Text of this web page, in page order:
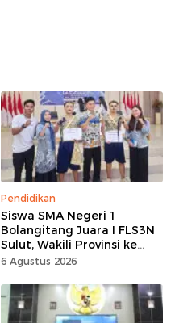
Pendidikan
Siswa SMA Negeri 1
Bolangitang Juara I FLS3N
Sulut, Wakili Provinsi ke
Tingkat Nasional
6 Agustus 2026